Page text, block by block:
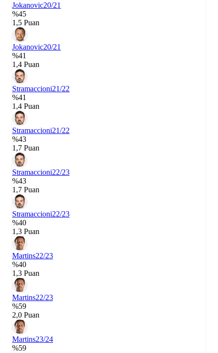
Jokanovic20/21
%45
1,5 Puan
Jokanovic20/21
%41
1,4 Puan
Stramaccioni21/22
%41
1,4 Puan
Stramaccioni21/22
%43
1,7 Puan
Stramaccioni22/23
%43
1,7 Puan
Stramaccioni22/23
%40
1,3 Puan
Martins22/23
%40
1,3 Puan
Martins22/23
%59
2,0 Puan
Martins23/24
%59